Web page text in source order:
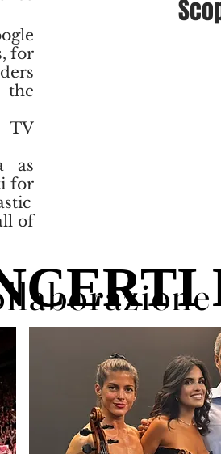
for
the
TV
as
for
of